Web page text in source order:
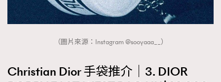
（圖片來源：Instagram @sooyaaa__）
Christian Dior 手袋推介｜3. DIOR